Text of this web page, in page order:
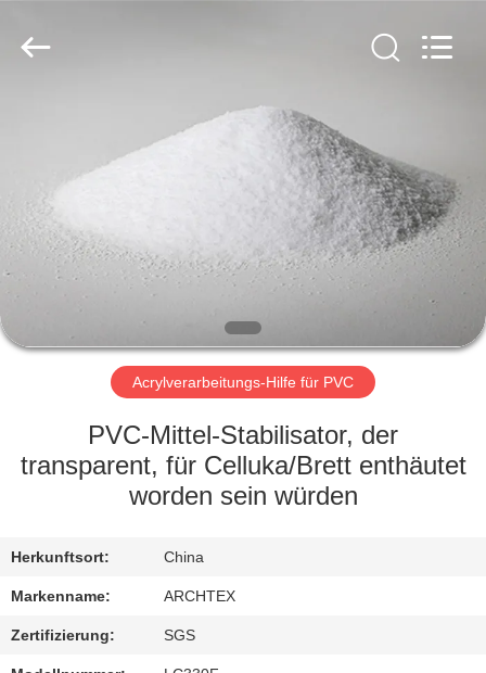
PRODUKTE
ÜBER
UNS
FABRIK-
AUSFLUG
QUALITÄTSKONTROLLE
SIE
MIT
UNS
Ltd..
Acrylverarbeitungs-Hilfe für PVC
PVC-Mittel-Stabilisator, der
transparent, für Celluka/Brett enthäutet
worden sein würden
Herkunftsort: China
Markenname: ARCHTEX
Zertifizierung: SGS